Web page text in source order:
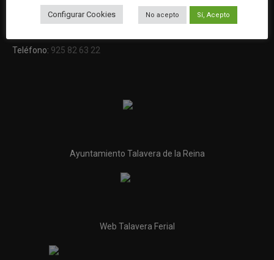
45600 Talavera de la Reina (Toledo)
Teléfono: 925 82 63 22
Ayuntamiento Talavera de la Reina
Web Talavera Ferial
Configurar Cookies No acepto Sí, Acepto